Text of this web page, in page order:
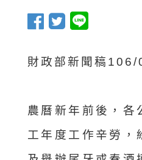
財政部新聞稿
農曆新年前後，各
工年度工作辛勞，